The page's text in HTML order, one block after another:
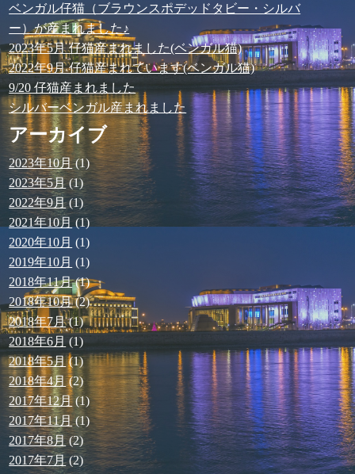
ベンガル仔猫（ブラウンスポデッドタビー・シルバ
ー）が産まれました♪
2023年5月 仔猫産まれました(ベンガル猫)
2022年9月 仔猫産まれています(ベンガル猫)
9/20 仔猫産まれました
シルバーベンガル産まれました
アーカイブ
2023年10月(1)
2023年5月(1)
2022年9月(1)
2021年10月 (1)
2020年10月 (1)
2019年10月 (1)
2018年11月(1)
2018年10月(2)
2018年7月(1)
2018年6月 (1)
2018年5月(1)
2018年4月(2)
2017年12月(1)
2017年11月(1)
2017年8月(2)
2017年7月(2)